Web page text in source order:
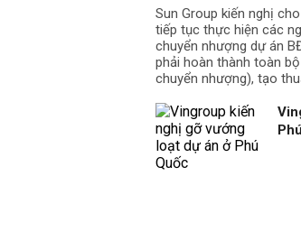
Sun Group kiến nghị
tiếp tục thực hiện các
chuyển nhượng dự án
phải hoàn thành toàn
chuyển nhượng), tạo